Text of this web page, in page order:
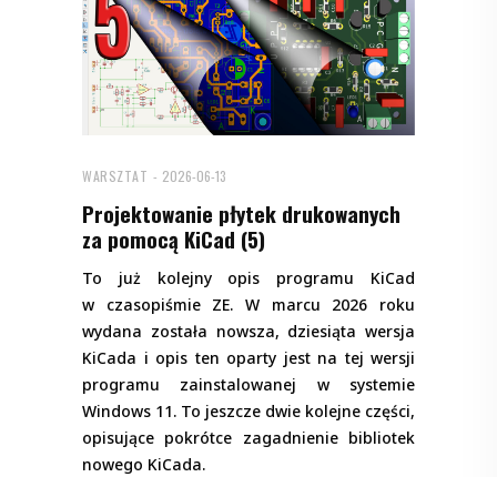
WARSZTAT 2026-06-13
Projektowanie płytek drukowanych
za pomocą KiCad (5)
To już kolejny opis programu KiCad
w czasopiśmie ZE. W marcu 2026 roku
wydana została nowsza, dziesiąta wersja
KiCada i opis ten oparty jest na tej wersji
programu zainstalowanej w systemie
Windows 11. To jeszcze dwie kolejne części,
opisujące pokrótce zagadnienie bibliotek
nowego KiCada.